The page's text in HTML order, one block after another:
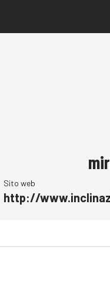
Sito web
http://